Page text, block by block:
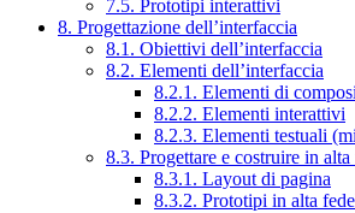
7.5. Prototipi interattivi
8. Progettazione dell’interfaccia
8.1. Obiettivi dell’interfaccia
8.2. Elementi dell’interfaccia
8.2.1. Elementi di
8.2.2. Elementi interattivi
8.2.3. Elementi testuali
8.3. Progettare e costruire in alta
8.3.1. Layout di pagina
8.3.2. Prototipi in alta